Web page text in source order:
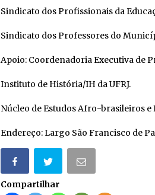
Sindicato dos Profissionais da
Sindicato dos Professores do
Apoio: Coordenadoria Executiva de
Instituto de História/IH da UFRJ.
Núcleo de Estudos Afro-brasileiros e
Endereço: Largo São Francisco de
Compartilhar